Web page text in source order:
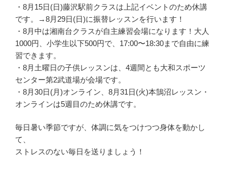
・8月15日(日)藤沢駅前クラスは上記イベントのため休講
です。→8月29日(日)に振替レッスンを行います！
・8月中は湘南台クラスが自主練習会場になります！大人
1000円、小学生以下500円で、17:00〜18:30まで自由に練
習できます。
・8月土曜日の子供レッスンは、4週間とも大和スポーツ
センター第2武道場が会場です。
・8月30日(月)オンライン、8月31日(火)本鵠沼レッスン・
オンラインは5週目のため休講です。
毎日暑い季節ですが、体調に気をつけつつ身体を動かし
て、
ストレスのない毎日を送りましょう！